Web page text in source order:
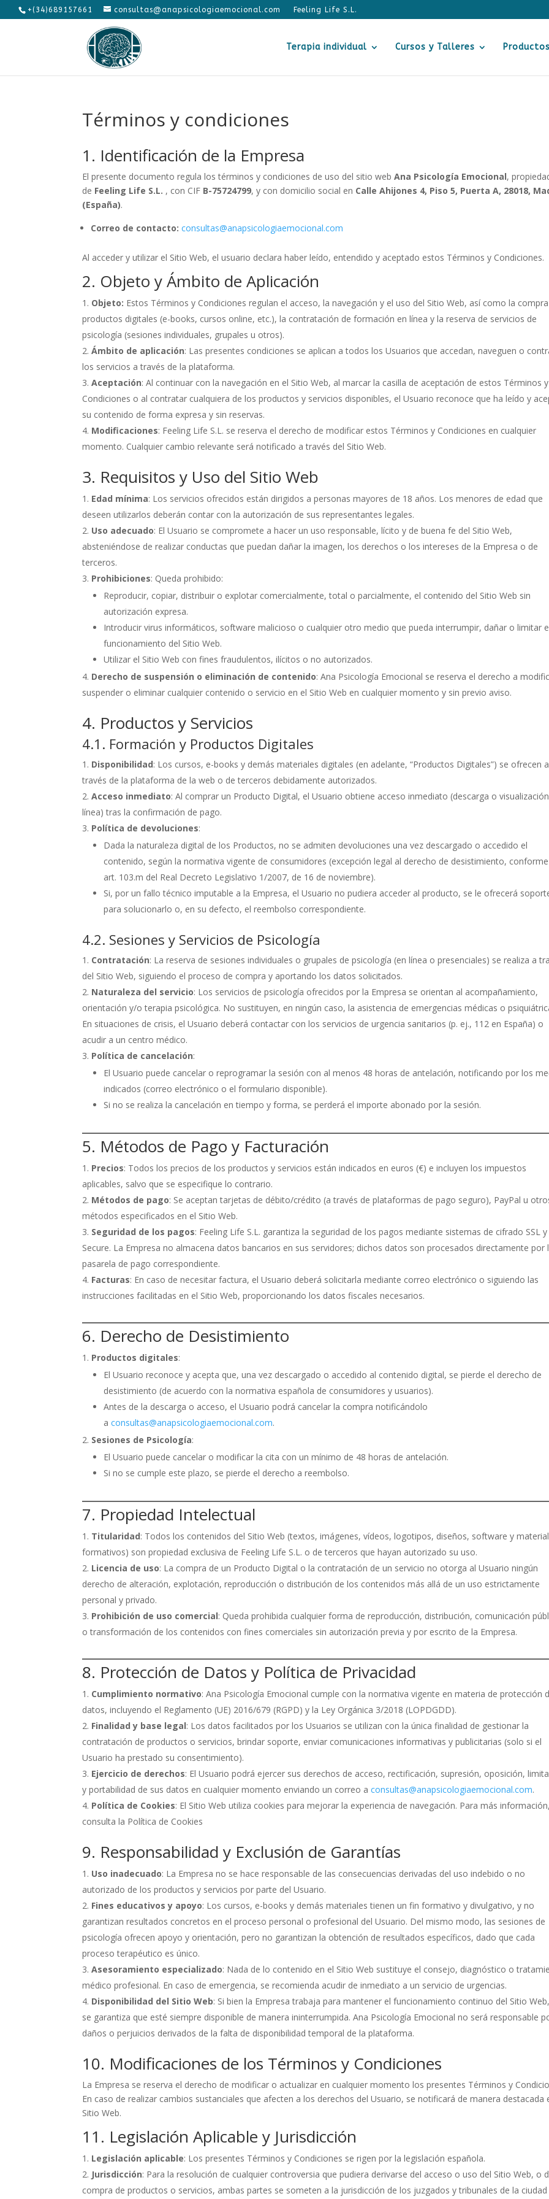
+(34)689157661 consultas@anapsicologiaemocional.com
Terapia individual Cursos y Talleres Productos
Términos y condiciones
1. Identificación de la Empresa
El presente documento regula los términos y condiciones de uso del sitio webAna Psicología Emocional,
de Feeling Life S.L. , con CIF B-75724799, y con domicilio social en Calle Ahijones 4, Piso 5, Puerta A, 28018,
(España).
Correo de contacto: consultas@anapsicologiaemocional.com
Al acceder y utilizar el Sitio Web, el usuario declara haber leído, entendido y aceptado estos Términos y Condiciones.
2. Objeto y Ámbito de Aplicación
Objeto: Estos Términos y Condiciones regulan el acceso, la navegación y el uso del Sitio Web, así como la
productos digitales (e-books, cursos online, etc.), la contratación de formación en línea y la reserva de servicios de
psicología (sesiones individuales, grupales u otros).
Ámbito de aplicación: Las presentes condiciones se aplican a todos los Usuarios que accedan, naveguen o
los servicios a través de la plataforma.
Aceptación: Al continuar con la navegación en el Sitio Web, al marcar la casilla de aceptación de estos Términos y
Condiciones o al contratar cualquiera de los productos y servicios disponibles, el Usuario reconoce que ha leído y
su contenido de forma expresa y sin reservas.
Modificaciones: Feeling Life S.L. se reserva el derecho de modificar estos Términos y Condiciones en cualquier
momento. Cualquier cambio relevante será notificado a través del Sitio Web.
3. Requisitos y Uso del Sitio Web
Edad mínima: Los servicios ofrecidos están dirigidos a personas mayores de 18 años. Los menores de edad que
deseen utilizarlos deberán contar con la autorización de sus representantes legales.
Uso adecuado: El Usuario se compromete a hacer un uso responsable, lícito y de buena fe del Sitio Web,
absteniéndose de realizar conductas que puedan dañar la imagen, los derechos o los intereses de la Empresa o de
terceros.
Prohibiciones: Queda prohibido:
Reproducir, copiar, distribuir o explotar comercialmente, total o parcialmente, el contenido del Sitio Web sin
autorización expresa.
Introducir virus informáticos, software malicioso o cualquier otro medio que pueda interrumpir, dañar o limitar
funcionamiento del Sitio Web.
Utilizar el Sitio Web con fines fraudulentos, ilícitos o no autorizados.
Derecho de suspensión o eliminación de contenido: Ana Psicología Emocional se reserva el derecho a
suspender o eliminar cualquier contenido o servicio en el Sitio Web en cualquier momento y sin previo aviso.
4. Productos y Servicios
4.1. Formación y Productos Digitales
Disponibilidad: Los cursos, e-books y demás materiales digitales (en adelante, “Productos Digitales”) se ofrecen a
través de la plataforma de la web o de terceros debidamente autorizados.
Acceso inmediato: Al comprar un Producto Digital, el Usuario obtiene acceso inmediato (descarga o
línea) tras la confirmación de pago.
Política de devoluciones:
Dada la naturaleza digital de los Productos, no se admiten devoluciones una vez descargado o accedido el
contenido, según la normativa vigente de consumidores (excepción legal al derecho de desistimiento,
art. 103.m del Real Decreto Legislativo 1/2007, de 16 de noviembre).
Si, por un fallo técnico imputable a la Empresa, el Usuario no pudiera acceder al producto, se le ofrecerá
para solucionarlo o, en su defecto, el reembolso correspondiente.
4.2. Sesiones y Servicios de Psicología
Contratación: La reserva de sesiones individuales o grupales de psicología (en línea o presenciales) se realiza a
del Sitio Web, siguiendo el proceso de compra y aportando los datos solicitados.
Naturaleza del servicio: Los servicios de psicología ofrecidos por la Empresa se orientan al acompañamiento,
orientación y/o terapia psicológica. No sustituyen, en ningún caso, la asistencia de emergencias médicas o
En situaciones de crisis, el Usuario deberá contactar con los servicios de urgencia sanitarios (p. ej., 112 en España) o
acudir a un centro médico.
Política de cancelación:
El Usuario puede cancelar o reprogramar la sesión con al menos 48 horas de antelación, notificando por los
indicados (correo electrónico o el formulario disponible).
Si no se realiza la cancelación en tiempo y forma, se perderá el importe abonado por la sesión.
5. Métodos de Pago y Facturación
Precios: Todos los precios de los productos y servicios están indicados en euros (€) e incluyen los impuestos
aplicables, salvo que se especifique lo contrario.
Métodos de pago: Se aceptan tarjetas de débito/crédito (a través de plataformas de pago seguro), PayPal u
métodos especificados en el Sitio Web.
Seguridad de los pagos: Feeling Life S.L. garantiza la seguridad de los pagos mediante sistemas de cifrado SSL
Secure. La Empresa no almacena datos bancarios en sus servidores; dichos datos son procesados directamente por
pasarela de pago correspondiente.
Facturas: En caso de necesitar factura, el Usuario deberá solicitarla mediante correo electrónico o siguiendo las
instrucciones facilitadas en el Sitio Web, proporcionando los datos fiscales necesarios.
6. Derecho de Desistimiento
Productos digitales:
El Usuario reconoce y acepta que, una vez descargado o accedido al contenido digital, se pierde el derecho de
desistimiento (de acuerdo con la normativa española de consumidores y usuarios).
Antes de la descarga o acceso, el Usuario podrá cancelar la compra notificándolo
aconsultas@anapsicologiaemocional.com.
Sesiones de Psicología:
El Usuario puede cancelar o modificar la cita con un mínimo de 48 horas de antelación.
Si no se cumple este plazo, se pierde el derecho a reembolso.
7. Propiedad Intelectual
Titularidad: Todos los contenidos del Sitio Web (textos, imágenes, vídeos, logotipos, diseños, software y
formativos) son propiedad exclusiva de Feeling Life S.L. o de terceros que hayan autorizado su uso.
Licencia de uso: La compra de un Producto Digital o la contratación de un servicio no otorga al Usuario ningún
derecho de alteración, explotación, reproducción o distribución de los contenidos más allá de un uso estrictamente
personal y privado.
Prohibición de uso comercial: Queda prohibida cualquier forma de reproducción, distribución, comunicación
o transformación de los contenidos con fines comerciales sin autorización previa y por escrito de la Empresa.
8. Protección de Datos y Política de Privacidad
Cumplimiento normativo: Ana Psicología Emocional cumple con la normativa vigente en materia de protección
datos, incluyendo el Reglamento (UE) 2016/679 (RGPD) y la Ley Orgánica 3/2018 (LOPDGDD).
Finalidad y base legal: Los datos facilitados por los Usuarios se utilizan con la única finalidad de gestionar la
contratación de productos o servicios, brindar soporte, enviar comunicaciones informativas y publicitarias (solo si el
Usuario ha prestado su consentimiento).
Ejercicio de derechos: El Usuario podrá ejercer sus derechos de acceso, rectificación, supresión, oposición,
y portabilidad de sus datos en cualquier momento enviando un correo aconsultas@anapsicologiaemocional.com.
Política de Cookies: El Sitio Web utiliza cookies para mejorar la experiencia de navegación. Para más información,
consulta la Política de Cookies
9. Responsabilidad y Exclusión de Garantías
Uso inadecuado: La Empresa no se hace responsable de las consecuencias derivadas del uso indebido o no
autorizado de los productos y servicios por parte del Usuario.
Fines educativos y apoyo: Los cursos, e-books y demás materiales tienen un fin formativo y divulgativo, y no
garantizan resultados concretos en el proceso personal o profesional del Usuario. Del mismo modo, las sesiones de
psicología ofrecen apoyo y orientación, pero no garantizan la obtención de resultados específicos, dado que cada
proceso terapéutico es único.
Asesoramiento especializado: Nada de lo contenido en el Sitio Web sustituye el consejo, diagnóstico o
médico profesional. En caso de emergencia, se recomienda acudir de inmediato a un servicio de urgencias.
Disponibilidad del Sitio Web: Si bien la Empresa trabaja para mantener el funcionamiento continuo del Sitio
se garantiza que esté siempre disponible de manera ininterrumpida. Ana Psicología Emocional no será responsable
daños o perjuicios derivados de la falta de disponibilidad temporal de la plataforma.
10. Modificaciones de los Términos y Condiciones
La Empresa se reserva el derecho de modificar o actualizar en cualquier momento los presentes Términos y
En caso de realizar cambios sustanciales que afecten a los derechos del Usuario, se notificará de manera destacada
Sitio Web.
11. Legislación Aplicable y Jurisdicción
Legislación aplicable: Los presentes Términos y Condiciones se rigen por la legislación española.
Jurisdicción: Para la resolución de cualquier controversia que pudiera derivarse del acceso o uso del Sitio Web, o
compra de productos o servicios, ambas partes se someten a la jurisdicción de los juzgados y tribunales de la ciudad